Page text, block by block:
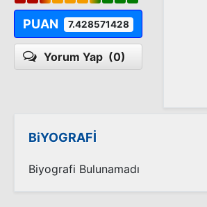
PUAN 7.428571428
Yorum Yap (0)
BiYOGRAFİ
Biyografi Bulunamadı